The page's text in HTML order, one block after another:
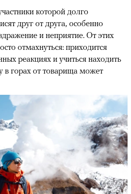
которой долго
друг от друга, особенно
и неприятие. От этих
отмахнуться: приходится
реакциях и учиться находить
в горах от товарища может